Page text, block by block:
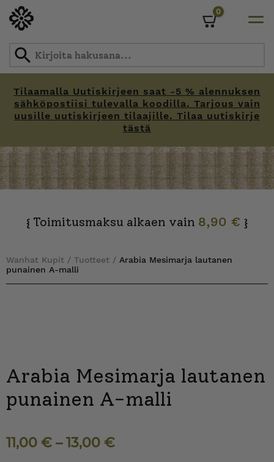
Tilaamalla Uutiskirjeen saat -5 % alennuksen
sähköpostiisi tulevalla koodilla. Tarjous vain
uusille uutiskirjeen tilaajille. Tilaa uutiskirje
tästä
0
{ Toimitusmaksu alkaen vain 8,90 € }
Wanhat Kupit / Tuotteet / Arabia Mesimarja lautanen
punainen A-malli
Arabia Mesimarja lautanen
punainen A-malli
11,00 € –13,00 €